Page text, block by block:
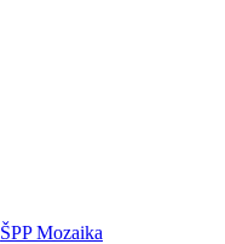
ŠPP Mozaika